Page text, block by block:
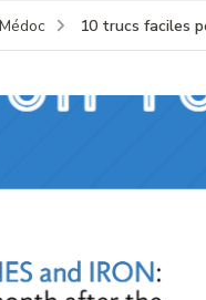
10 trucs faciles